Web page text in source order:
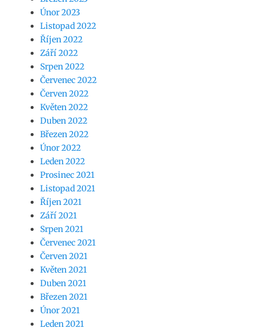
Únor 2023
Listopad 2022
Říjen 2022
Září 2022
Srpen 2022
Červenec 2022
Červen 2022
Květen 2022
Duben 2022
Březen 2022
Únor 2022
Leden 2022
Prosinec 2021
Listopad 2021
Říjen 2021
Září 2021
Srpen 2021
Červenec 2021
Červen 2021
Květen 2021
Duben 2021
Březen 2021
Únor 2021
Leden 2021